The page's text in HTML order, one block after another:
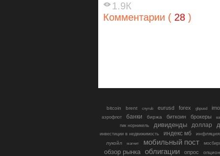
1.9К
Комментарии ( 28 )
bitcoin brent cnyrub eurusd forex gbpusd
аэрофлот банки биржа биткоин брокеры
гмк норникель
дивиденды доллар
инвестиции в недвижимость индекс мб
инфляция
лукойл
магнит мобильный пост
обзор рынка облигации опрос